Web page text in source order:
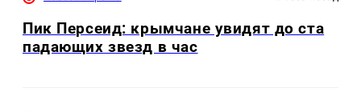
Пик Персеид: крымчане увидят до ста
падающих звезд в час